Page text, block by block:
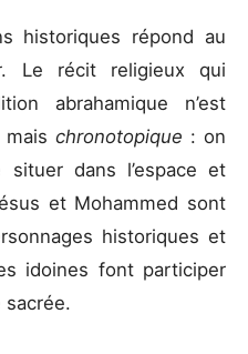
historiques répond au
Le récit religieux qui
abrahamique n’est
chronotopique : on
dans l’espace et
et Mohammed sont
historiques et
idoines font participer